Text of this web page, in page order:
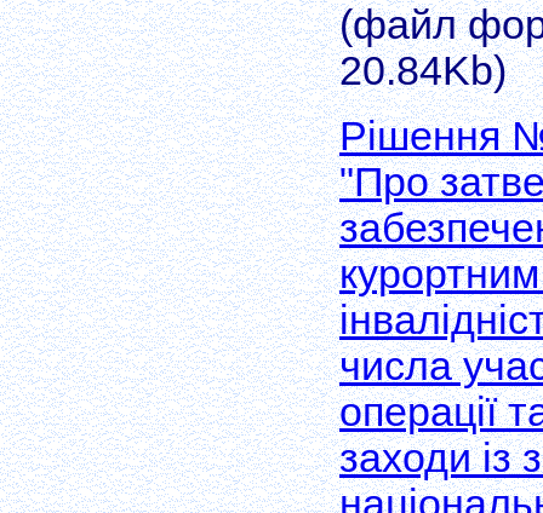
(файл
20.84Kb)
Рішення
"Про
числа
операції
заходи із